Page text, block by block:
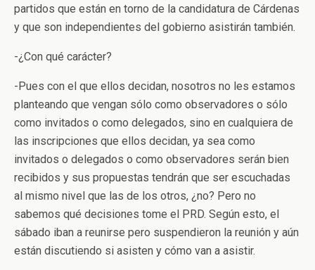
partidos que están en torno de la candidatura de Cárdenas
y que son independientes del gobierno asistirán también.
-¿Con qué carácter?
-Pues con el que ellos decidan, nosotros no les estamos
planteando que vengan sólo como observadores o sólo
como invitados o como delegados, sino en cualquiera de
las inscripciones que ellos decidan, ya sea como
invitados o delegados o como observadores serán bien
recibidos y sus propuestas tendrán que ser escuchadas
al mismo nivel que las de los otros, ¿no? Pero no
sabemos qué decisiones tome el PRD. Según esto, el
sábado iban a reunirse pero suspendieron la reunión y aún
están discutiendo si asisten y cómo van a asistir.